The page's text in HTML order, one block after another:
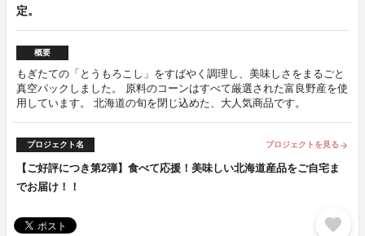
定。
概要
もぎたての「とうもろこし」をすばやく調理し、美味しさをまるごと
真空パックしました。 原料のコーンはすべて厳選された富良野産を使
用しています。 北海道の旬を閉じ込めた、大人気商品です。
プロジェクト名 プロジェクトを見る arrow_forward
【ご好評につき第2弾】食べて応援！美味しい北海道産品をご自宅ま
でお届け！！
favorite